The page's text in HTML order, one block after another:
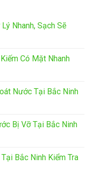
Nhanh, Sạch Sẽ
Có Mặt Nhanh
Nước Tại Bắc Ninh
Bị Vỡ Tại Bắc Ninh
Bắc Ninh Kiểm Tra